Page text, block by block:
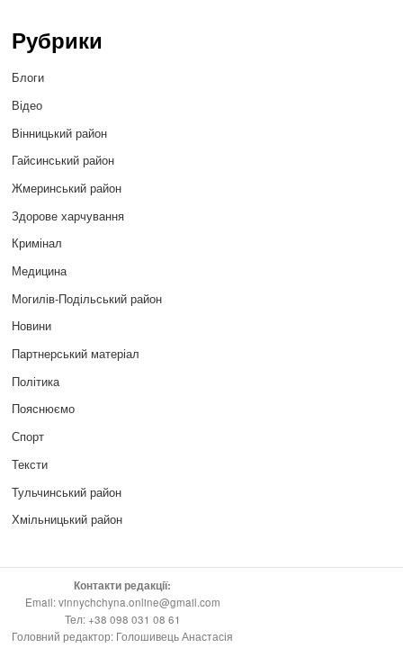
Рубрики
Блоги
Відео
Вінницький район
Гайсинський район
Жмеринський район
Здорове харчування
Кримінал
Медицина
Могилів-Подільський район
Новини
Партнерський матеріал
Політика
Пояснюємо
Спорт
Тексти
Тульчинський район
Хмільницький район
Контакти редакції:
Email: vinnychchyna.online@gmail.com
Тел: +38 098 031 08 61
Головний редактор: Голошивець Анастасія